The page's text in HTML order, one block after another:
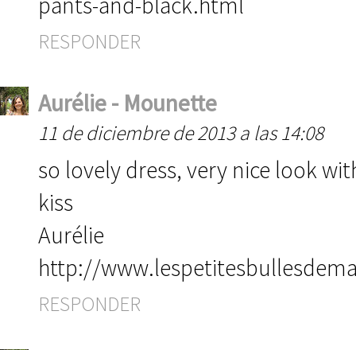
RESPONDER
Aurélie - Mounette
11 de diciembre de 2013 a las 14:08
so lovely dress, very nice look
kiss
Aurélie
http://
RESPONDER